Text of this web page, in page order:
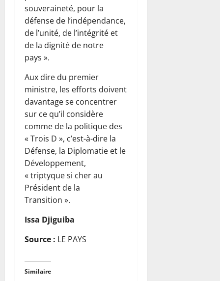
souveraineté, pour la
défense de l’indépendance,
de l’unité, de l’intégrité et
de la dignité de notre
pays ».
Aux dire du premier
ministre, les efforts doivent
davantage se concentrer
sur ce qu’il considère
comme de la politique des
« Trois D », c’est-à-dire la
Défense, la Diplomatie et le
Développement,
« triptyque si cher au
Président de la
Transition ».
Issa Djiguiba
Source : LE PAYS
Similaire